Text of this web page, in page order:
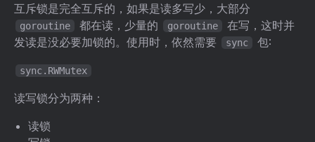
互斥锁是完全互斥的，如果是读多写少，大部分
goroutine 都在读，少量的 goroutine
在写，这时并
发读是没必要加锁的。使用时，依然需要
sync 包:
sync.RWMutex
读写锁分为两种：
读锁